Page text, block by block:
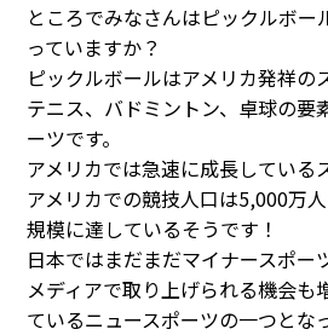
ところでみなさんはピックルボー
っていますか？
ピックルボールはアメリカ発祥の
テニス、バドミントン、卓球の要
ーツです。
アメリカでは急速に成長している
アメリカでの競技人口は5,000万
規模に達しているそうです！
日本ではまだまだマイナースポー
メディアで取り上げられる機会も
ているニュースポーツの一つとな